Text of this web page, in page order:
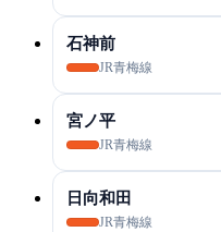
石神前
JR青梅線
宮ノ平
JR青梅線
日向和田
JR青梅線